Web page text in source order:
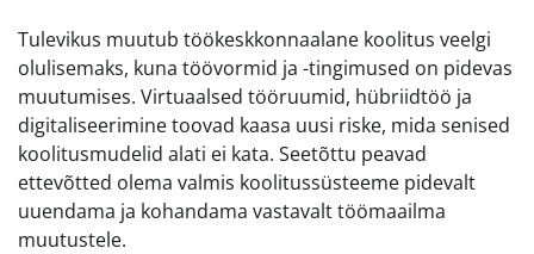
Tulevikus muutub töökeskkonnaalane koolitus veelgi
olulisemaks, kuna töövormid ja -tingimused on pidevas
muutumises. Virtuaalsed tööruumid, hübriidtöö ja
digitaliseerimine toovad kaasa uusi riske, mida senised
koolitusmudelid alati ei kata. Seetõttu peavad
ettevõtted olema valmis koolitussüsteeme pidevalt
uuendama ja kohandama vastavalt töömaailma
muutustele.